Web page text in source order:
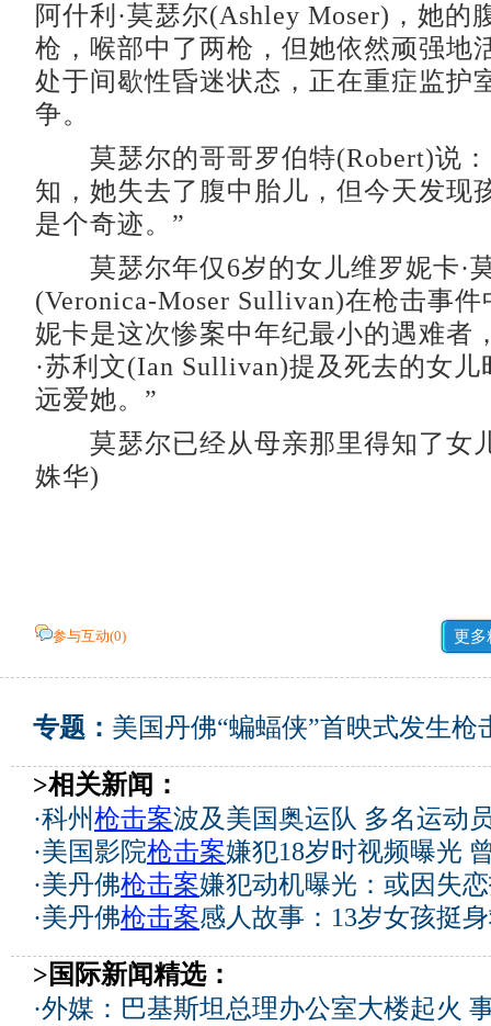
阿什利·莫瑟尔(Ashley Moser)，她的
枪，喉部中了两枪，但她依然顽强地
处于间歇性昏迷状态，正在重症监护
争。
莫瑟尔的哥哥罗伯特(Robert)说：
知，她失去了腹中胎儿，但今天发现
是个奇迹。”
莫瑟尔年仅6岁的女儿维罗妮卡·
(Veronica-Moser Sullivan)在枪击事
妮卡是这次惨案中年纪最小的遇难者
·苏利文(Ian Sullivan)提及死去的女儿
远爱她。”
莫瑟尔已经从母亲那里得知了女
姝华)
参与互动(0) 更多
专题： 美国丹佛“蝙蝠侠”首映式发生枪
>相关新闻：
·科州枪击案波及美国奥运队 多名运动
·美国影院枪击案嫌犯18岁时视频曝光
·美丹佛枪击案嫌犯动机曝光：或因失
·美丹佛枪击案感人故事：13岁女孩挺
>国际新闻精选：
·外媒：巴基斯坦总理办公室大楼起火